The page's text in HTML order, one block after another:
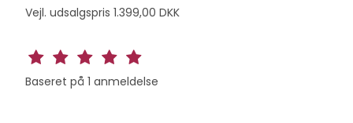
Vejl. udsalgspris 1.399,00 DKK
Baseret på 1 anmeldelse